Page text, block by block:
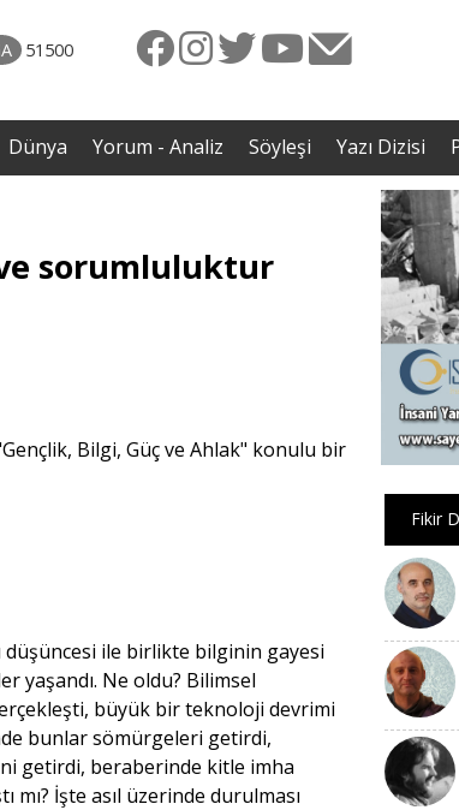
51500
• Gannuşi'nin serbest bırakılması için çağrı
Dünya Yorum - Analiz Söyleşi Yazı Dizisi
sorumluluktur
Bilgi, Güç ve Ahlak" konulu bir
ile birlikte bilginin gayesi
yaşandı. Ne oldu? Bilimsel
büyük bir teknoloji devrimi
bunlar sömürgeleri getirdi,
getirdi, beraberinde kitle imha
mı? İşte asıl üzerinde durulması
Fikir